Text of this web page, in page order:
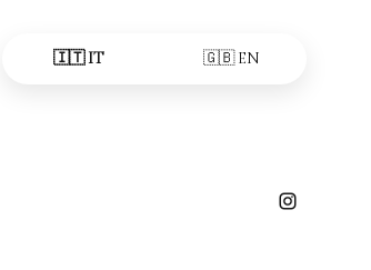
🇮🇹 IT 🇬🇧 EN